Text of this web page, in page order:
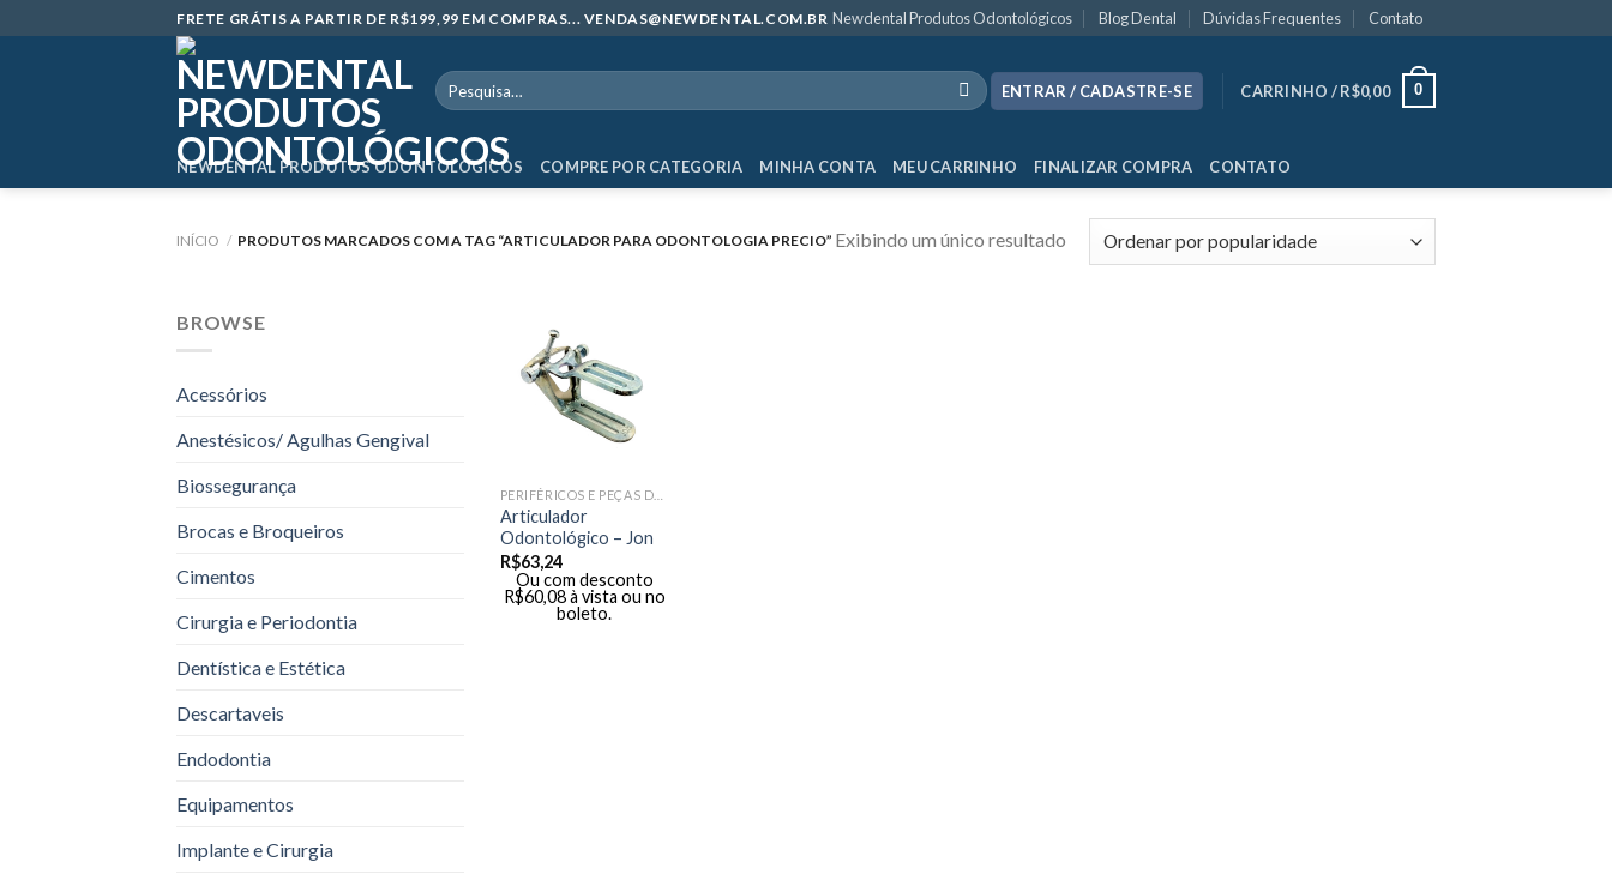
to
FRETE GRÁTIS A PARTIR DE R$199,99 EM COMPRAS... VENDAS@NEWDENTAL.COM.BR Newdental Produtos Odontológicos Blog Dental Dúvidas Frequentes Contato
Pesquisar
por:
ENTRAR / CADASTRE-SE CARRINHO /R$0,00 0
NEWDENTAL PRODUTOS ODONTOLÓGICOS COMPRE POR CATEGORIA MINHA CONTA MEU CARRINHO FINALIZAR COMPRA CONTATO
INÍCIO / PRODUTOS MARCADOS COM A TAG “ARTICULADOR PARA ODONTOLOGIA PRECIO” Exibindo um único resultado
BROWSE
Acessórios
Anestésicos/ Agulhas Gengival
Biossegurança
Brocas e Broqueiros
Cimentos
Cirurgia e Periodontia
Dentística e Estética
Descartaveis
Endodontia
Equipamentos
Implante e Cirurgia
Articulador
Odontológico – Jon
R$63,24
Ou com desconto
R$60,08 à vista ou no
boleto.